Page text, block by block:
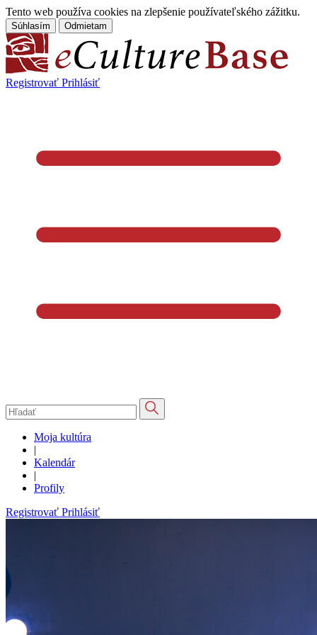
Tento web používa cookies na zlepšenie používateľského zážitku.
Súhlasím Odmietam
Registrovať Prihlásiť
Moja kultúra
|
Kalendár
|
Profily
Registrovať Prihlásiť